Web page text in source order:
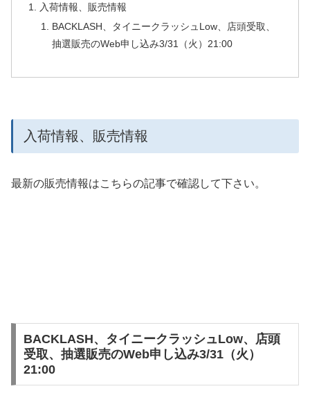
入荷情報、販売情報
BACKLASH、タイニークラッシュLow、店頭受取、
抽選販売のWeb申し込み3/31（火）21:00
入荷情報、販売情報
最新の販売情報はこちらの記事で確認して下さい。
BACKLASH、タイニークラッシュLow、店頭
受取、抽選販売のWeb申し込み3/31（火）
21:00